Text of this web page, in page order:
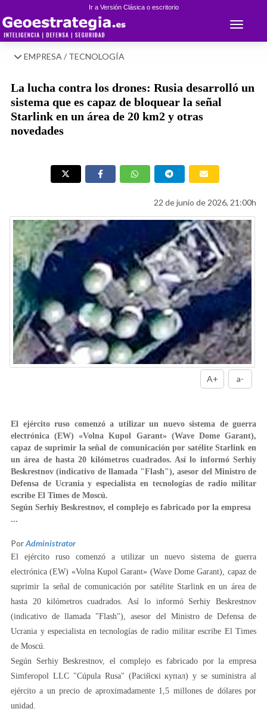
Ir a Versión Clásica o escritorio
Toggle
EMPRESA / TECNOLOGÍA
La lucha contra los drones: Rusia desarrolló un
sistema que es capaz de bloquear la señal
Starlink en un área de 20 km2 y otras
novedades
22 de junio de 2026, 21:00h
A+ a-
El ejército ruso comenzó a utilizar un nuevo sistema de guerra
electrónica (EW) «Volna Kupol Garant» (Wave Dome Garant),
capaz de suprimir la señal de comunicación por satélite Starlink en
un área de hasta 20 kilómetros cuadrados. Así lo informó Serhiy
Beskrestnov (indicativo de llamada "Flash"), asesor del Ministro de
Defensa de Ucrania y especialista en tecnologías de radio militar
escribe El Times de Moscú.
Según Serhiy Beskrestnov, el complejo es fabricado por la empresa
...
PorAdministrator
El ejército ruso comenzó a utilizar un nuevo sistema de guerra
electrónica (EW) «Volna Kupol Garant» (Wave Dome Garant), capaz de
suprimir la señal de comunicación por satélite Starlink en un área de
hasta 20 kilómetros cuadrados. Así lo informó Serhiy Beskrestnov
(indicativo de llamada "Flash"), asesor del Ministro de Defensa de
Ucrania y especialista en tecnologías de radio militar escribe El Times
de Moscú.
Según Serhiy Beskrestnov, el complejo es fabricado por la empresa
Simferopol LLC "Cúpula Rusa" (Расійскі купал) y se suministra al
ejército a un precio de aproximadamente 1,5 millones de dólares por
unidad.